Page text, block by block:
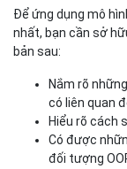
Để ứng dụng mô
nhất, bạn cần sở
bản sau:
Nắm rõ
có liên quan
Hiểu rõ cách
Có được
đối tượng